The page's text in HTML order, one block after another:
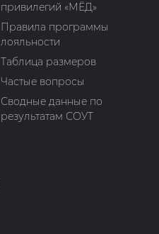
привилегий «МЁД»
Правила программы
лояльности
Таблица размеров
Частые вопросы
Сводные данные по
результатам СОУТ